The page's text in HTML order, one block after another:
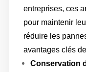
entreprises, ces
pour maintenir
réduire les
avantages clés
Conservation